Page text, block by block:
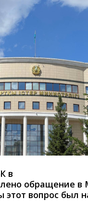
в
обращение
этот вопрос был